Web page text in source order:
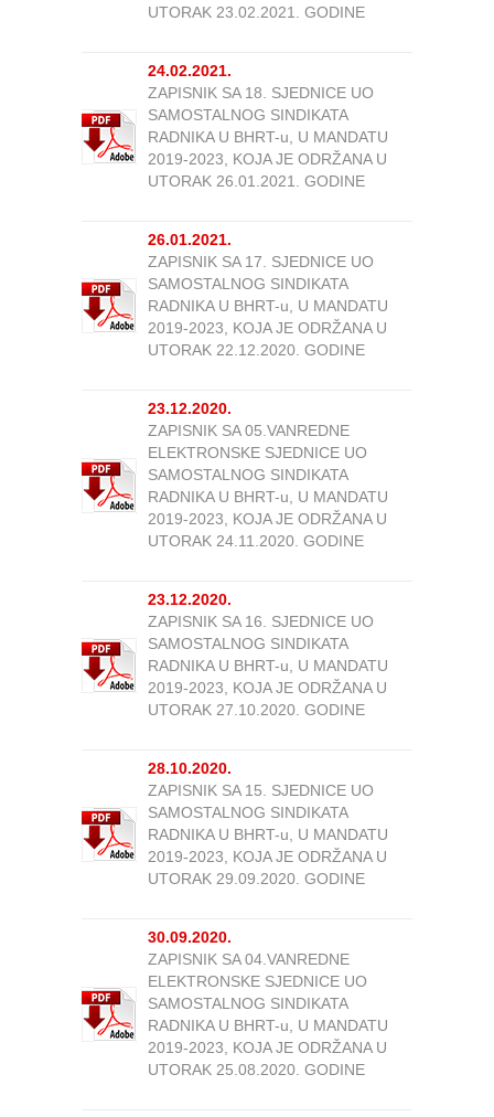
UTORAK 23.02.2021. GODINE
24.02.2021.
ZAPISNIK SA 18. SJEDNICE UO
SAMOSTALNOG SINDIKATA
RADNIKA U BHRT-u, U MANDATU
2019-2023, KOJA JE ODRŽANA U
UTORAK 26.01.2021. GODINE
26.01.2021.
ZAPISNIK SA 17. SJEDNICE UO
SAMOSTALNOG SINDIKATA
RADNIKA U BHRT-u, U MANDATU
2019-2023, KOJA JE ODRŽANA U
UTORAK 22.12.2020. GODINE
23.12.2020.
ZAPISNIK SA 05.VANREDNE
ELEKTRONSKE SJEDNICE UO
SAMOSTALNOG SINDIKATA
RADNIKA U BHRT-u, U MANDATU
2019-2023, KOJA JE ODRŽANA U
UTORAK 24.11.2020. GODINE
23.12.2020.
ZAPISNIK SA 16. SJEDNICE UO
SAMOSTALNOG SINDIKATA
RADNIKA U BHRT-u, U MANDATU
2019-2023, KOJA JE ODRŽANA U
UTORAK 27.10.2020. GODINE
28.10.2020.
ZAPISNIK SA 15. SJEDNICE UO
SAMOSTALNOG SINDIKATA
RADNIKA U BHRT-u, U MANDATU
2019-2023, KOJA JE ODRŽANA U
UTORAK 29.09.2020. GODINE
30.09.2020.
ZAPISNIK SA 04.VANREDNE
ELEKTRONSKE SJEDNICE UO
SAMOSTALNOG SINDIKATA
RADNIKA U BHRT-u, U MANDATU
2019-2023, KOJA JE ODRŽANA U
UTORAK 25.08.2020. GODINE